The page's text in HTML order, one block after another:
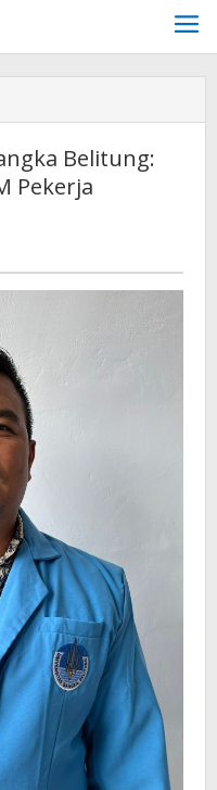
Belitung:
Pekerja